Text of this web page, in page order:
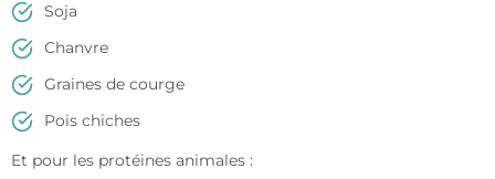
Soja
Chanvre
Graines de courge
Pois chiches
Et pour les protéines animales :